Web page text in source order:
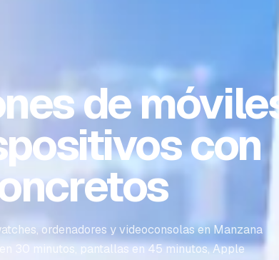
de móviles
con
ordenadores y videoconsolas en Manzana
30 minutos, pantallas en 45 minutos, Apple